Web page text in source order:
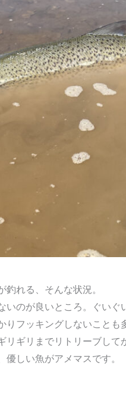
れる、そんな状況。
のが良いところ。ぐい
りフッキングしないこと
ギリまでリトリーブし
しい魚がアメマスです。